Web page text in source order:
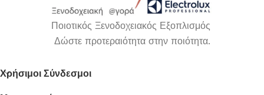
Ποιοτικός Ξενοδοχειακός Εξοπλισμός
Δώστε προτεραιότητα στην ποιότητα.
Χρήσιμοι Σύνδεσμοι